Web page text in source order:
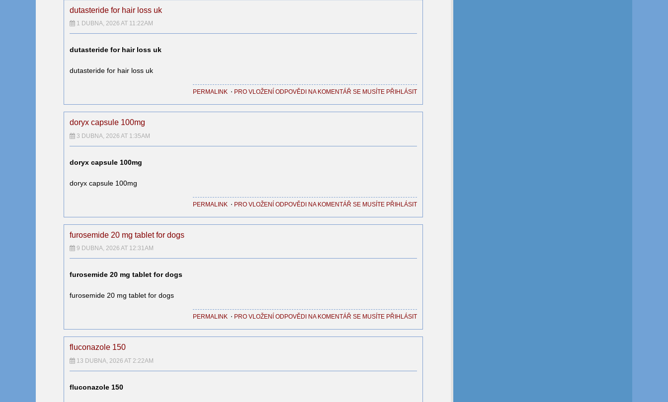
dutasteride for hair loss uk
1 DUBNA, 2026 AT 11:22AM
dutasteride for hair loss uk
dutasteride for hair loss uk
PERMALINK⋅ PRO VLOŽENÍ ODPOVĚDI NA KOMENTÁŘ SE MUSÍTE PŘIHLÁSIT
doryx capsule 100mg
3 DUBNA, 2026 AT 1:35AM
doryx capsule 100mg
doryx capsule 100mg
PERMALINK ⋅ PRO VLOŽENÍ ODPOVĚDI NA KOMENTÁŘ SE MUSÍTE PŘIHLÁSIT
furosemide 20 mg tablet for dogs
9 DUBNA, 2026 AT 12:31AM
furosemide 20 mg tablet for dogs
furosemide 20 mg tablet for dogs
PERMALINK⋅ PRO VLOŽENÍ ODPOVĚDI NA KOMENTÁŘ SE MUSÍTE PŘIHLÁSIT
fluconazole 150
13 DUBNA, 2026 AT 2:22AM
fluconazole 150